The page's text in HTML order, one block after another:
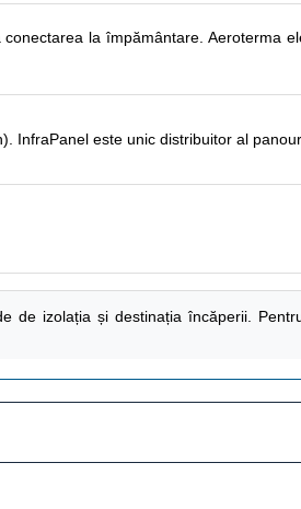
la împământare. Aeroterma
InfraPanel este unic distribuitor al
de izolația și destinația încăperii.